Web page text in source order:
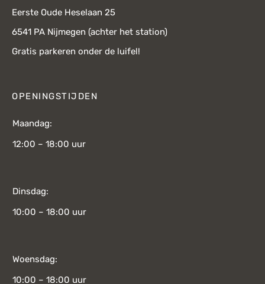
Eerste Oude Heselaan 25
6541 PA Nijmegen (achter het station)
Gratis parkeren onder de luifel!
OPENINGSTIJDEN
Maandag:
12:00 – 18:00 uur
Dinsdag:
10:00 – 18:00 uur
Woensdag:
10:00 – 18:00 uur